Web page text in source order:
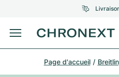
Menu
Acheter une montre
UNE SÉLECTION D'EXCEPTION
UNE SÉLECTION D'EXCEPTION
Page d'accueil